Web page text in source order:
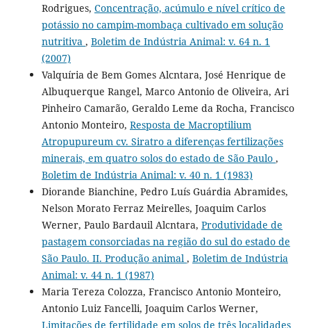
Rodrigues, Concentração, acúmulo e nível crítico de
potássio no campim-mombaça cultivado em solução
nutritiva , Boletim de Indústria Animal: v. 64 n. 1
(2007)
Valquíria de Bem Gomes Alcntara, José Henrique de
Albuquerque Rangel, Marco Antonio de Oliveira, Ari
Pinheiro Camarão, Geraldo Leme da Rocha, Francisco
Antonio Monteiro, Resposta de Macroptilium
Atropupureum cv. Siratro a diferenças fertilizações
minerais, em quatro solos do estado de São Paulo ,
Boletim de Indústria Animal: v. 40 n. 1 (1983)
Diorande Bianchine, Pedro Luís Guárdia Abramides,
Nelson Morato Ferraz Meirelles, Joaquim Carlos
Werner, Paulo Bardauil Alcntara, Produtividade de
pastagem consorciadas na região do sul do estado de
São Paulo. II. Produção animal , Boletim de Indústria
Animal: v. 44 n. 1 (1987)
Maria Tereza Colozza, Francisco Antonio Monteiro,
Antonio Luiz Fancelli, Joaquim Carlos Werner,
Limitações de fertilidade em solos de três localidades